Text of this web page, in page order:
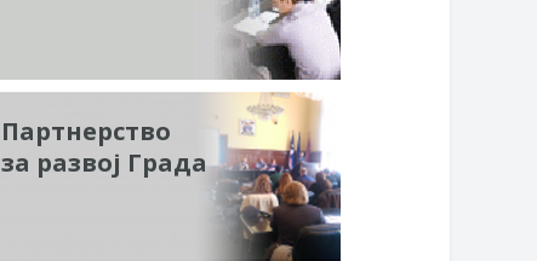
Партнерство
за развој Града